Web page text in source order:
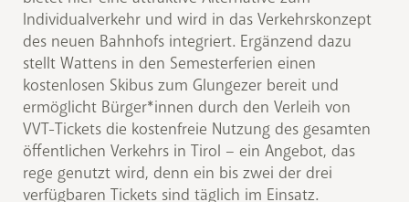
Individualverkehr und wird in das Verkehrskonzept
des neuen Bahnhofs integriert. Ergänzend dazu
stellt Wattens in den Semesterferien einen
kostenlosen Skibus zum Glungezer bereit und
ermöglicht Bürger*innen durch den Verleih von
VVT-Tickets die kostenfreie Nutzung des gesamten
öffentlichen Verkehrs in Tirol – ein Angebot, das
rege genutzt wird, denn ein bis zwei der drei
verfügbaren Tickets sind täglich im Einsatz.